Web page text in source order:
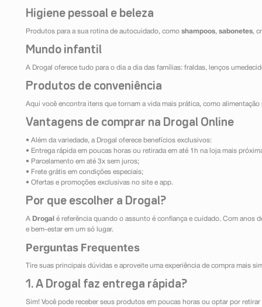
Higiene pessoal e beleza
Produtos para a sua rotina de autocuidado, como shampoos, sabonetes,
Mundo infantil
A Drogal oferece tudo para o dia a dia das famílias: fraldas, lenços
Produtos de conveniência
Aqui você encontra itens que tornam a vida mais prática, como
Vantagens de comprar na Drogal Online
• Além da variedade, a Drogal oferece benefícios exclusivos:
• Entrega rápida em poucas horas ou retirada em até 1h na loja mais
• Parcelamento em até 3x sem juros;
• Frete grátis em condições especiais;
• Ofertas e promoções exclusivas no site e app.
Por que escolher a Drogal?
A Drogal é referência quando o assunto é confiança e cuidado. Com anos
e bem-estar em um só lugar.
Perguntas Frequentes
Tire suas principais dúvidas e aproveite uma experiência de compra mais
1. A Drogal faz entrega rápida?
Sim! Você pode receber seus produtos em poucas horas ou optar por